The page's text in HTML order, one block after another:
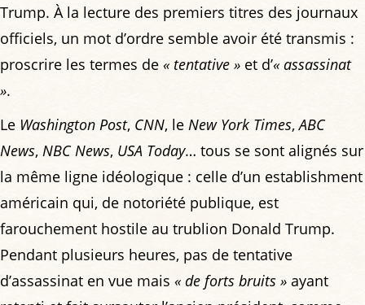
Trump. À la lecture des premiers titres des journaux
officiels, un mot d’ordre semble avoir été transmis :
proscrire les termes de « tentative » et d’« assassinat
».
Le Washington Post, CNN, le New York Times,ABC
News, NBC News, USA Today… tous se sont alignés sur
la même ligne idéologique : celle d’un establishment
américain qui, de notoriété publique, est
farouchement hostile au trublion Donald Trump.
Pendant plusieurs heures, pas de tentative
d’assassinat en vue mais « de forts bruits » ayant